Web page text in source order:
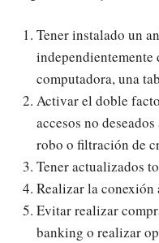
Tener instalado un
independientemente
computadora, una
Activar el doble
accesos no
robo o filtración de
Tener actualizados
Realizar la conexión
Evitar realizar
banking o realizar